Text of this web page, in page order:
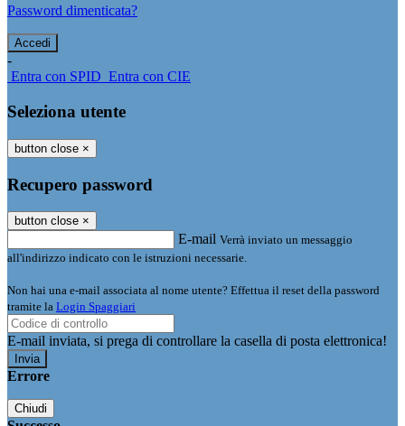
Password dimenticata?
-
Entra con SPID Entra con CIE
Seleziona utente
button close ×
Recupero password
button close ×
E-mail Verrà inviato un messaggio
all'indirizzo indicato con le istruzioni necessarie.
Non hai una e-mail associata al nome utente? Effettua il reset della password
tramite la Login Spaggiari
E-mail inviata, si prega di controllare la casella di posta elettronica!
Errore
Chiudi